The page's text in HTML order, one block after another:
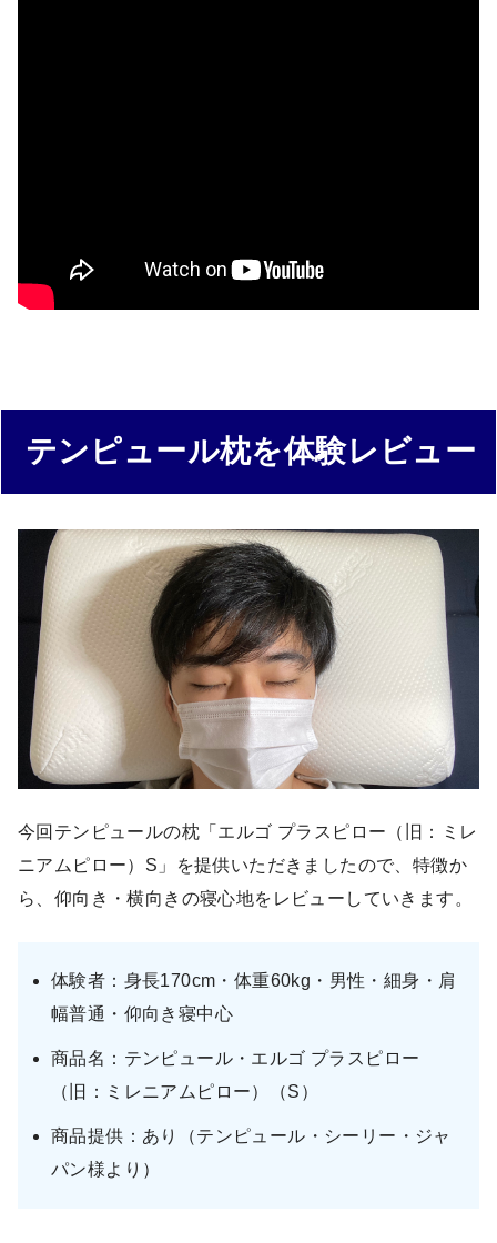
テンピュール枕を体験レビュー
今回テンピュールの枕「エルゴ プラスピロー（旧：ミレ
ニアムピロー）S」を提供いただきましたので、特徴か
ら、仰向き・横向きの寝心地をレビューしていきます。
体験者：身長170cm・体重60kg・男性・細身・肩
幅普通・仰向き寝中心
商品名：テンピュール・エルゴ プラスピロー
（旧：ミレニアムピロー）（S）
商品提供：あり（テンピュール・シーリー・ジャ
パン様より）